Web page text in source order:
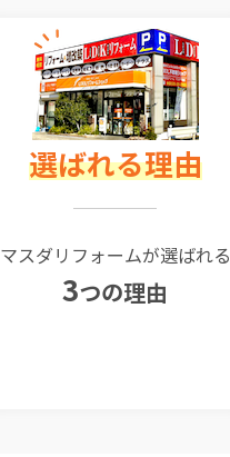
選ばれる理由
マスダリフォームが選ばれる
3つの理由